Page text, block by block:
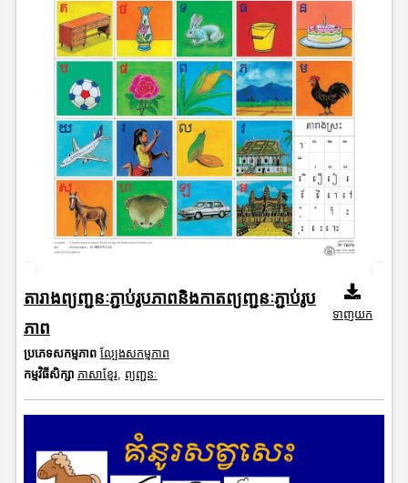
តារាងព្យញ្ជនៈភ្ជាប់រូបភាពនិងកាតព្យញ្ជនៈភ្ជាប់រូប
ភាព
ប្រភេទសកម្មភាព ល្បែងសកម្មភាព
កម្មវិធីសិក្សា ភាសាខ្មែរ, ព្យញ្ជនៈ
ទាញយក